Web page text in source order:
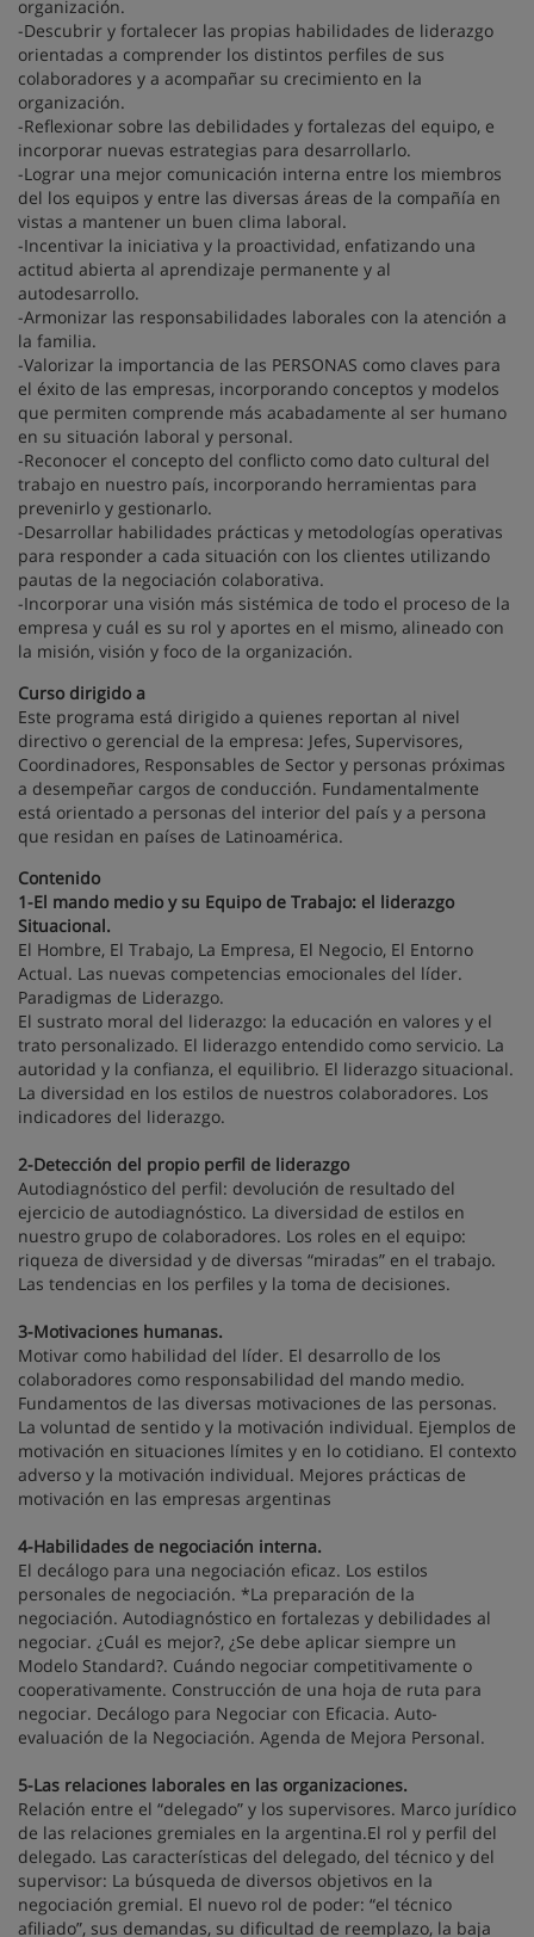
organización.
-Descubrir y fortalecer las propias habilidades de liderazgo
orientadas a comprender los distintos perfiles de sus
colaboradores y a acompañar su crecimiento en la
organización.
-Reflexionar sobre las debilidades y fortalezas del equipo, e
incorporar nuevas estrategias para desarrollarlo.
-Lograr una mejor comunicación interna entre los miembros
del los equipos y entre las diversas áreas de la compañía en
vistas a mantener un buen clima laboral.
-Incentivar la iniciativa y la proactividad, enfatizando una
actitud abierta al aprendizaje permanente y al
autodesarrollo.
-Armonizar las responsabilidades laborales con la atención a
la familia.
-Valorizar la importancia de las PERSONAS como claves para
el éxito de las empresas, incorporando conceptos y modelos
que permiten comprende más acabadamente al ser humano
en su situación laboral y personal.
-Reconocer el concepto del conflicto como dato cultural del
trabajo en nuestro país, incorporando herramientas para
prevenirlo y gestionarlo.
-Desarrollar habilidades prácticas y metodologías operativas
para responder a cada situación con los clientes utilizando
pautas de la negociación colaborativa.
-Incorporar una visión más sistémica de todo el proceso de la
empresa y cuál es su rol y aportes en el mismo, alineado con
la misión, visión y foco de la organización.
Curso dirigido a
Este programa está dirigido a quienes reportan al nivel
directivo o gerencial de la empresa: Jefes, Supervisores,
Coordinadores, Responsables de Sector y personas próximas
a desempeñar cargos de conducción. Fundamentalmente
está orientado a personas del interior del país y a persona
que residan en países de Latinoamérica.
Contenido
1-El mando medio y su Equipo de Trabajo: el liderazgo
Situacional.
El Hombre, El Trabajo, La Empresa, El Negocio, El Entorno
Actual. Las nuevas competencias emocionales del líder.
Paradigmas de Liderazgo.
El sustrato moral del liderazgo: la educación en valores y el
trato personalizado. El liderazgo entendido como servicio. La
autoridad y la confianza, el equilibrio. El liderazgo situacional.
La diversidad en los estilos de nuestros colaboradores. Los
indicadores del liderazgo.
2-Detección del propio perfil de liderazgo
Autodiagnóstico del perfil: devolución de resultado del
ejercicio de autodiagnóstico. La diversidad de estilos en
nuestro grupo de colaboradores. Los roles en el equipo:
riqueza de diversidad y de diversas “miradas” en el trabajo.
Las tendencias en los perfiles y la toma de decisiones.
3-Motivaciones humanas.
Motivar como habilidad del líder. El desarrollo de los
colaboradores como responsabilidad del mando medio.
Fundamentos de las diversas motivaciones de las personas.
La voluntad de sentido y la motivación individual. Ejemplos de
motivación en situaciones límites y en lo cotidiano. El contexto
adverso y la motivación individual. Mejores prácticas de
motivación en las empresas argentinas
4-Habilidades de negociación interna.
El decálogo para una negociación eficaz. Los estilos
personales de negociación. *La preparación de la
negociación. Autodiagnóstico en fortalezas y debilidades al
negociar. ¿Cuál es mejor?, ¿Se debe aplicar siempre un
Modelo Standard?. Cuándo negociar competitivamente o
cooperativamente. Construcción de una hoja de ruta para
negociar. Decálogo para Negociar con Eficacia. Auto-
evaluación de la Negociación. Agenda de Mejora Personal.
5-Las relaciones laborales en las organizaciones.
Relación entre el “delegado” y los supervisores. Marco jurídico
de las relaciones gremiales en la argentina.El rol y perfil del
delegado. Las características del delegado, del técnico y del
supervisor: La búsqueda de diversos objetivos en la
negociación gremial. El nuevo rol de poder: “el técnico
afiliado”, sus demandas, su dificultad de reemplazo, la baja